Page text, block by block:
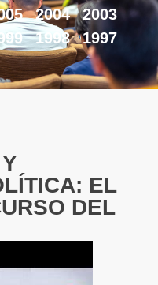
2004
2003
1998
1997
EL
DEL